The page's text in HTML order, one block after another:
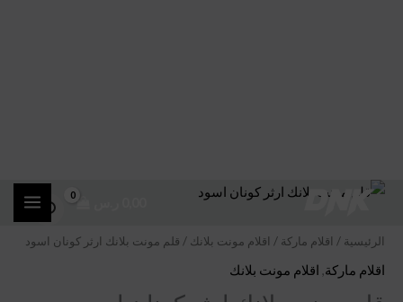
تخطي
المحتوى
الرئيسية / اقلام ماركة / اقلام مونت بلانك / قلم مونت بلانك ارثر كونان اسود
اقلام ماركة اقلام مونت بلانك
كمية
مونت
بلانك